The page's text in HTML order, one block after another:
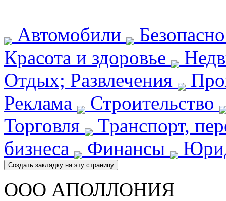
Автомобили
Красота и здоровье
Отдых; Развлечения
Реклама
Строительство
Торговля
Транспорт,
бизнеса
Финансы
ООО АПОЛЛОНИЯ